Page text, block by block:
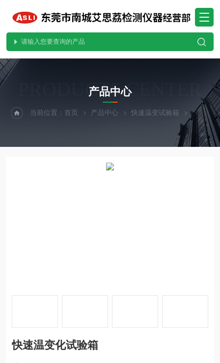
PRODUCTS CENTER
产品中心
当前位置：首页 产品中心 快速温变试验箱 快温变
快速温变化试验箱